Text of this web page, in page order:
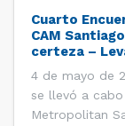
Cuarto
CAM
certeza –
4 de mayo de
se llevó a
Metropolitan